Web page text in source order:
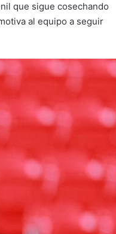
que sigue cosechando
al equipo a seguir